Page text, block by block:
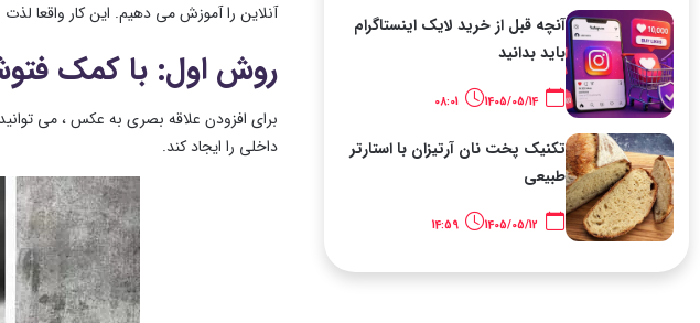
آنچه قبل از خرید لایک اینستاگرام
باید بدانید
1405/05/14
08:01
تکنیک پخت نان آرتیزان با استارتر
طبیعی
14:59
آنلاین را آموزش می دهیم. این کار واقعا
روش اول: با کمک
داخلی را ایجاد کند.